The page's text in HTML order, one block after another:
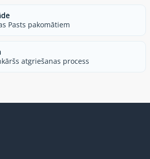
Pasts pakomātiem
atgriešanas process